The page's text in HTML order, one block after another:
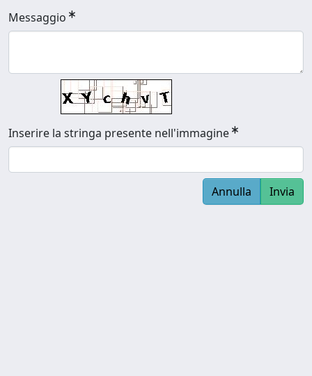
Messaggio
Inserire la stringa presente nell'immagine
Annulla Invia